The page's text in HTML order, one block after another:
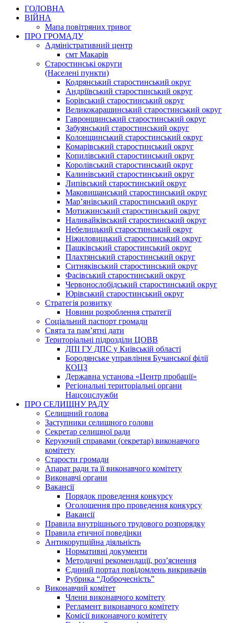
ГОЛОВНА
ВІЙНА
Мапа повітряних тривог
ПРО ГРОМАДУ
Aдміністративний центр
смт Макарів
Старостинські округи
(Населені пункти)
Кодрянський старостинський округ
Андріївський старостинський округ
Борівський старостинський округ
Великокарашинський старостинський округ
Гавронщинський старостинський округ
Забуянський старостинський округ
Колонщинський старостинський округ
Комарівський старостинський округ
Копилівський старостинський округ
Королівський старостинський округ
Калинівський старостинський округ
Липівський старостинський округ
Маковищанський старостинський округ
Мар’янівський старостинський округ
Мотижинський старостинський округ
Наливайківський старостинський округ
Небелицький старостинський округ
Ніжиловицький старостинський округ
Пашківський старостинський округ
Плахтянський старостинський округ
Ситняківський старостинський округ
Фасівський старостинський округ
Червонослобідський старостинський округ
Юрівський старостинський округ
Стратегія розвитку
Новини розроблення стратегії
Соціальний паспорт громади
Свята та пам’ятні дати
Територіальні підрозділи ЦОВВ
ДПІ ГУ ДПС у Київській області
Бородянське управління Бучанської філії
КОЦЗ
Державна установа «Центр пробації»
Регіональні територіальні органи
Нацсоцслужби
ПРО СЕЛИЩНУ РАДУ
Селищний голова
Заступники селищного голови
Секретар селищної ради
Керуючий справами (секретар) виконавчого
комітету
Старости громади
Апарат ради та її виконавчого комітету
Виконавчі органи
Вакансії
Порядок проведення конкурсу
Оголошення про проведення конкурсу
Вакансії
Правила внутрішнього трудового розпорядку
Правила етичної поведінки
Антикорупційна діяльність
Нормативні документи
Методичні рекомендації, роз’яснення
Єдиний портал повідомлень викривачів
Рубрика “Доброчесність”
Виконавчий комітет
Члени виконавчого комітету
Регламент виконавчого комітету
Комісії виконавчого комітету